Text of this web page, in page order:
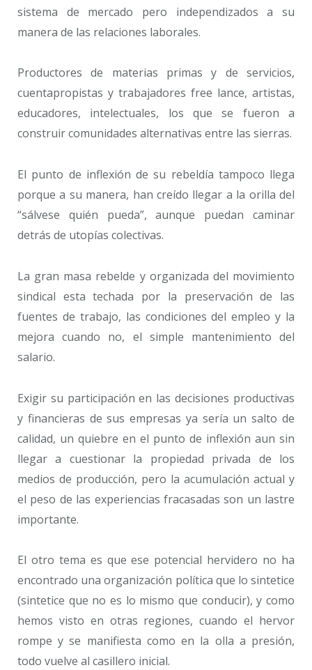
sistema de mercado pero independizados a su
manera de las relaciones laborales.
Productores de materias primas y de servicios,
cuentapropistas y trabajadores free lance, artistas,
educadores, intelectuales, los que se fueron a
construir comunidades alternativas entre las sierras.
El punto de inflexión de su rebeldía tampoco llega
porque a su manera, han creído llegar a la orilla del
“sálvese quién pueda”, aunque puedan caminar
detrás de utopías colectivas.
La gran masa rebelde y organizada del movimiento
sindical esta techada por la preservación de las
fuentes de trabajo, las condiciones del empleo y la
mejora cuando no, el simple mantenimiento del
salario.
Exigir su participación en las decisiones productivas
y financieras de sus empresas ya sería un salto de
calidad, un quiebre en el punto de inflexión aun sin
llegar a cuestionar la propiedad privada de los
medios de producción, pero la acumulación actual y
el peso de las experiencias fracasadas son un lastre
importante.
El otro tema es que ese potencial hervidero no ha
encontrado una organización política que lo sintetice
(sintetice que no es lo mismo que conducir), y como
hemos visto en otras regiones, cuando el hervor
rompe y se manifiesta como en la olla a presión,
todo vuelve al casillero inicial.